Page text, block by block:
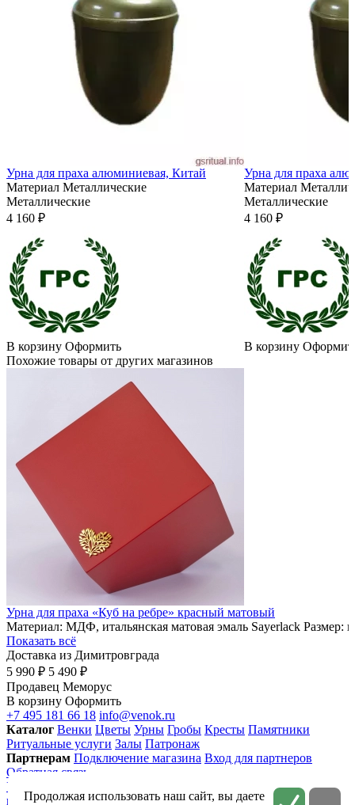
Урна для праха алюминиевая, Китай
Материал Металлические
Металлические
4 160 ₽
В корзину Оформить
Урна для праха
Материал
Металлические
4 160 ₽
В корзину
Похожие товары от других магазинов
Урна для праха «Куб на ребре» красный матовый
Материал: МДФ, итальянская матовая эмаль Sayerlack
Показать всё
Доставка из Димитровграда
5 990 ₽ 5 490 ₽
Продавец Меморус
В корзину Оформить
+7 495 181 66 18 info@venok.ru
Каталог Венки Цветы Урны Гробы Кресты Памятники
Ритуальные услуги Залы Патронаж
Партнерам Подключение магазина Вход для партнеров
Обратная связь
Условия использования
конфиденциальностиСоглашение на обработку персональных
Продолжая использовать наш сайт, вы даете